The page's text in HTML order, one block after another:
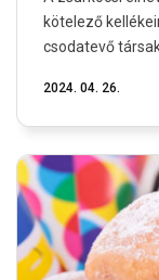
kötelező
csodatevő
2024. 04. 26.